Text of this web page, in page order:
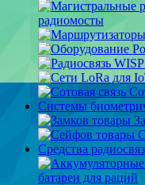
радиомосты
Системы
Средства
батареи для раций